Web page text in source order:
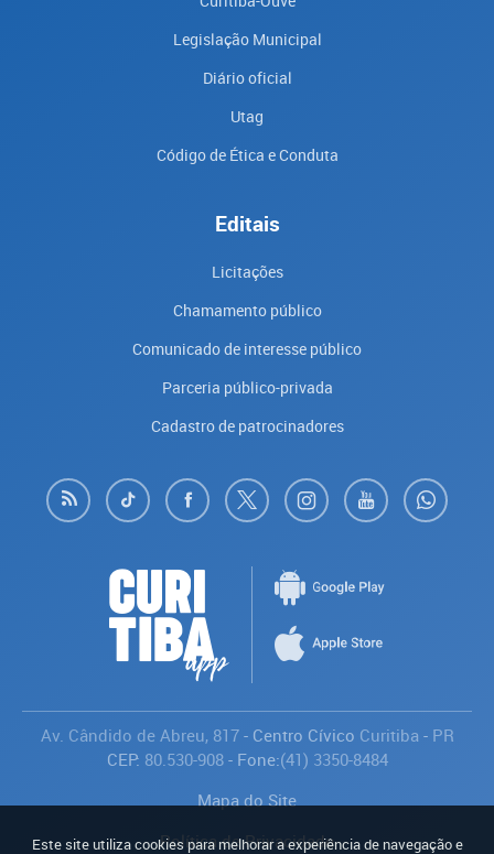
Legislação Municipal
Diário oficial
Utag
Código de Ética e Conduta
Editais
Licitações
Chamamento público
Comunicado de interesse público
Parceria público-privada
Cadastro de patrocinadores
Av. Cândido de Abreu, 817- Centro Cívico Curitiba - PR
CEP: 80.530-908- Fone:(41) 3350-8484
Mapa do Site
Política de Privacidade
Este site utiliza cookies para melhorar a experiência de navegação e